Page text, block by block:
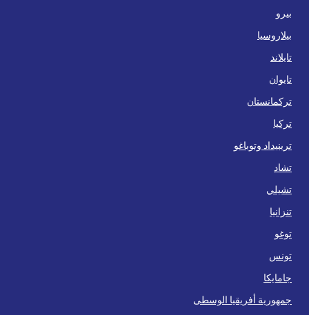
بيرو
بيلاروسيا
تايلاند
تايوان
تركمانستان
تركيا
ترينيداد وتوباغو
تشاد
تشيلي
تنزانيا
توغو
تونس
جامايكا
جمهورية أفريقيا الوسطى